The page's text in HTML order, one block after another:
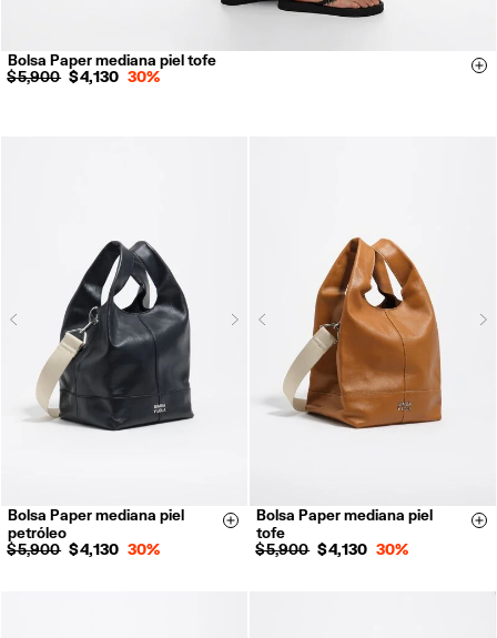
Bolsa Paper mediana piel tofe
$ 5,900 $ 4,130 30%
Previous Next
Bolsa Paper mediana piel
petróleo
$ 5,900 $ 4,130 30%
Size & Add
Previous
Bolsa Paper mediana piel
tofe
$ 5,900 $ 4,130 30%